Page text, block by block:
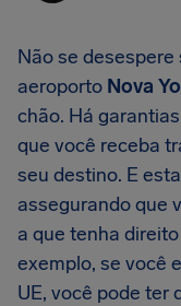
Não se
aeroporto Nova
chão. Há
que você receba
seu destino. E
assegurando que
a que tenha
exemplo, se você
UE, você pode ter